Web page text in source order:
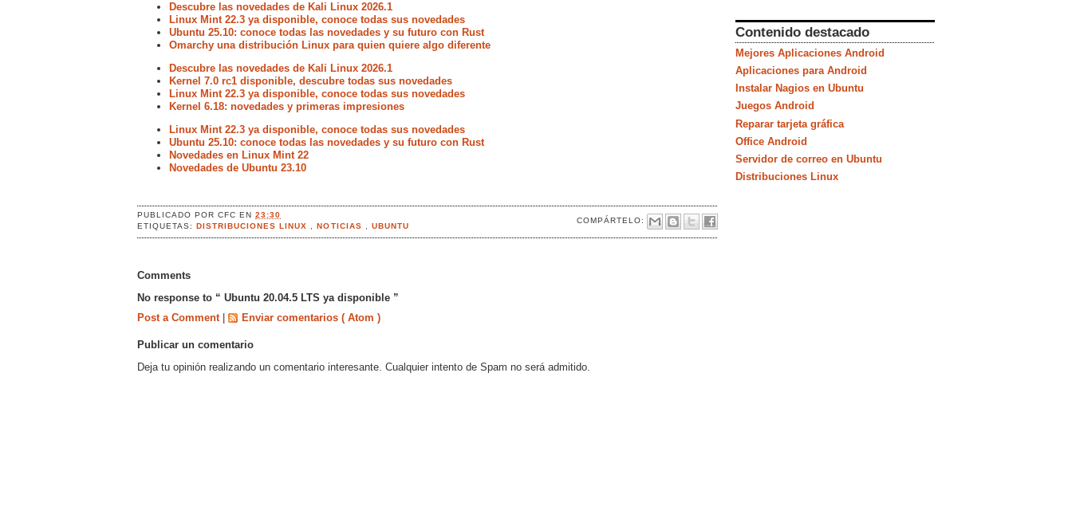
Descubre las novedades de Kali Linux 2026.1
Linux Mint 22.3 ya disponible, conoce todas sus novedades
Ubuntu 25.10: conoce todas las novedades y su futuro con Rust
Omarchy una distribución Linux para quien quiere algo diferente
Descubre las novedades de Kali Linux 2026.1
Kernel 7.0 rc1 disponible, descubre todas sus novedades
Linux Mint 22.3 ya disponible, conoce todas sus novedades
Kernel 6.18: novedades y primeras impresiones
Linux Mint 22.3 ya disponible, conoce todas sus novedades
Ubuntu 25.10: conoce todas las novedades y su futuro con Rust
Novedades en Linux Mint 22
Novedades de Ubuntu 23.10
PUBLICADO PORCFCEN23:30
COMPÁRTELO:
ETIQUETAS:DISTRIBUCIONES LINUX ,NOTICIAS UBUNTU
Comments
No response to “ Ubuntu 20.04.5 LTS ya disponible ”
Post a Comment
Enviar comentarios ( Atom )
Publicar un comentario
Deja tu opinión realizando un comentario interesante. Cualquier intento de Spam no será admitido.
Contenido destacado
Mejores Aplicaciones Android
Aplicaciones para Android
Instalar Nagios en Ubuntu
Juegos Android
Reparar tarjeta gráfica
Office Android
Servidor de correo en Ubuntu
Distribuciones Linux